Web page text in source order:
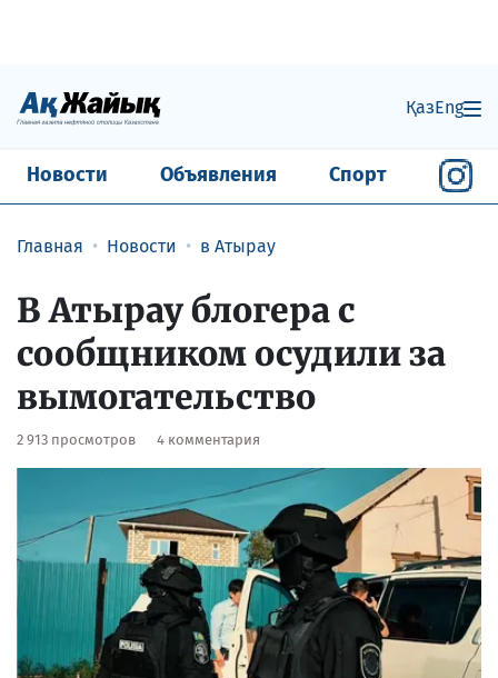
ҚазEng
Новости Объявления Спорт
Главная Новости в Атырау
В Атырау блогера с
сообщником осудили за
вымогательство
2 913 просмотров 4 комментария